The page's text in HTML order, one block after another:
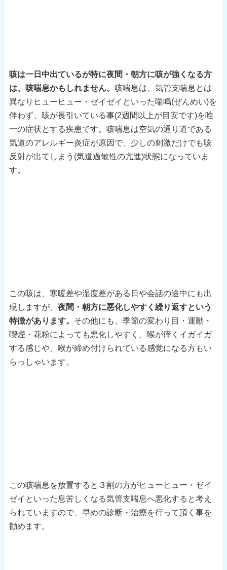
咳は一日中出ているが特に夜間・朝方に咳が強くなる方
は、咳喘息かもしれません。 咳喘息は、気管支喘息とは
異なりヒューヒュー・ゼイゼイといった喘鳴(ぜんめい)を
伴わず、咳が長引いている事(2週間以上が目安です)を唯
一の症状とする疾患です。咳喘息は空気の通り道である
気道のアレルギー炎症が原因で、少しの刺激だけでも咳
反射が出てしまう(気道過敏性の亢進)状態になっていま
す。
この咳は、寒暖差や湿度差がある日や会話の途中にも出
現しますが、 夜間・朝方に悪化しやすく繰り返すという
特徴があります。 その他にも、季節の変わり目・運動・
喫煙・花粉によっても悪化しやすく、喉が痒くイガイガ
する感じや、喉が締め付けられている感覚になる方もい
らっしゃいます。
この咳喘息を放置すると３割の方がヒューヒュー・ゼイ
ゼイといった息苦しくなる気管支喘息へ悪化すると考え
られていますので、早めの診断・治療を行って頂く事を
勧めます。